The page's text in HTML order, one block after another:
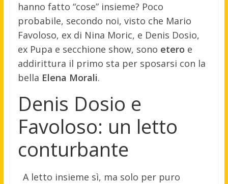
hanno fatto “cose” insieme? Poco
probabile, secondo noi, visto che Mario
Favoloso, ex di Nina Moric, e Denis Dosio,
ex Pupa e secchione show, sono etero e
addirittura il primo sta per sposarsi con la
bella Elena Morali.
Denis Dosio e
Favoloso: un letto
conturbante
A letto insieme sì, ma solo per puro